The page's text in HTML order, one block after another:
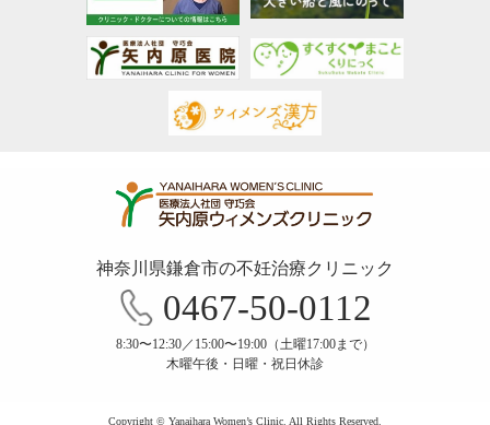
神奈川県鎌倉市の不妊治療クリニック
0467-50-0112
8:30〜12:30／15:00〜19:00（土曜17:00まで）
木曜午後・日曜・祝日休診
Copyright © Yanaihara Women’s Clinic. All Rights Reserved.